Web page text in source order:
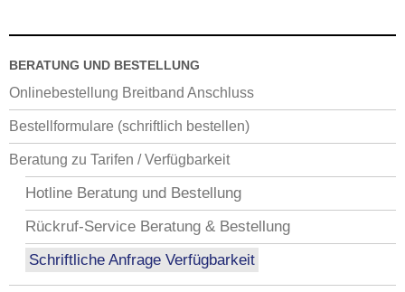
BERATUNG UND BESTELLUNG
Onlinebestellung Breitband Anschluss
Bestellformulare (schriftlich bestellen)
Beratung zu Tarifen / Verfügbarkeit
Hotline Beratung und Bestellung
Rückruf-Service Beratung & Bestellung
Schriftliche Anfrage Verfügbarkeit